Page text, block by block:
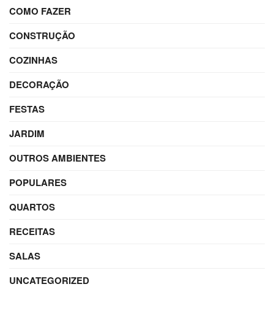
COMO FAZER
CONSTRUÇÃO
COZINHAS
DECORAÇÃO
FESTAS
JARDIM
OUTROS AMBIENTES
POPULARES
QUARTOS
RECEITAS
SALAS
UNCATEGORIZED